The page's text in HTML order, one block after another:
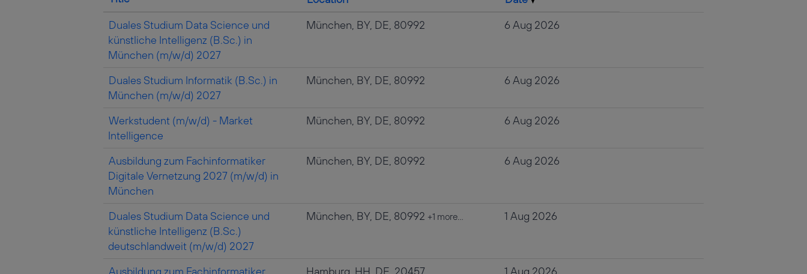
Duales Studium Data Science und
künstliche Intelligenz (B.Sc.) in
München (m/w/d) 2027
München, BY, DE, 80992 6 Aug 2026
Duales Studium Informatik (B.Sc.) in
München (m/w/d) 2027
München, BY, DE, 80992 6 Aug 2026
Werkstudent (m/w/d) - Market
Intelligence
München, BY, DE, 80992 6 Aug 2026
Ausbildung zum Fachinformatiker
Digitale Vernetzung 2027 (m/w/d) in
München
München, BY, DE, 80992 6 Aug 2026
Duales Studium Data Science und
künstliche Intelligenz (B.Sc.)
deutschlandweit (m/w/d) 2027
München, BY, DE, 80992 +1 more… 1 Aug 2026